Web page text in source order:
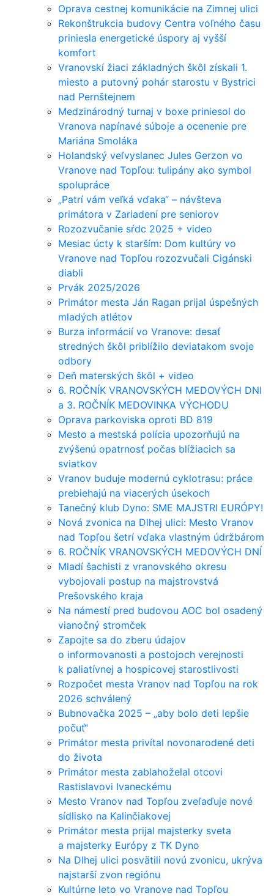
Oprava cestnej komunikácie na Zimnej ulici
Rekonštrukcia budovy Centra voľného času
priniesla energetické úspory aj vyšší
komfort
Vranovskí žiaci základných škôl získali 1.
miesto a putovný pohár starostu v Bystrici
nad Pernštejnem
Medzinárodný turnaj v boxe priniesol do
Vranova napínavé súboje a ocenenie pre
Mariána Smoláka
Holandský veľvyslanec Jules Gerzon vo
Vranove nad Topľou: tulipány ako symbol
spolupráce
„Patrí vám veľká vďaka“ – návšteva
primátora v Zariadení pre seniorov
Rozozvučanie sŕdc 2025 + video
Mesiac úcty k starším: Dom kultúry vo
Vranove nad Topľou rozozvučali Cigánski
diabli
Prvák 2025/2026
Primátor mesta Ján Ragan prijal úspešných
mladých atlétov
Burza informácií vo Vranove: desať
stredných škôl priblížilo deviatakom svoje
odbory
Deň materských škôl + video
6. ROČNÍK VRANOVSKÝCH MEDOVÝCH DNI
a 3. ROČNÍK MEDOVINKA VÝCHODU
Oprava parkoviska oproti BD 819
Mesto a mestská polícia upozorňujú na
zvýšenú opatrnosť počas blížiacich sa
sviatkov
Vranov buduje modernú cyklotrasu: práce
prebiehajú na viacerých úsekoch
Tanečný klub Dyno: SME MAJSTRI EURÓPY!
Nová zvonica na Dlhej ulici: Mesto Vranov
nad Topľou šetrí vďaka vlastným údržbárom
6. ROČNÍK VRANOVSKÝCH MEDOVÝCH DNÍ
Mladí šachisti z vranovského okresu
vybojovali postup na majstrovstvá
Prešovského kraja
Na námestí pred budovou AOC bol osadený
vianočný stromček
Zapojte sa do zberu údajov
o informovanosti a postojoch verejnosti
k paliatívnej a hospicovej starostlivosti
Rozpočet mesta Vranov nad Topľou na rok
2026 schválený
Bubnovačka 2025 – „aby bolo deti lepšie
počuť“
Primátor mesta privítal novonarodené deti
do života
Primátor mesta zablahoželal otcovi
Rastislavovi Ivaneckému
Mesto Vranov nad Topľou zveľaďuje nové
sídlisko na Kalinčiakovej
Primátor mesta prijal majsterky sveta
a majsterky Európy z TK Dyno
Na Dlhej ulici posvätili novú zvonicu, ukrýva
najstarší zvon regiónu
Kultúrne leto vo Vranove nad Topľou